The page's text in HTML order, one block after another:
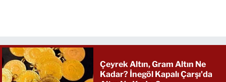
Çeyrek Altın, Gram Altın Ne
Kadar? İnegöl Kapalı Çarşı'da